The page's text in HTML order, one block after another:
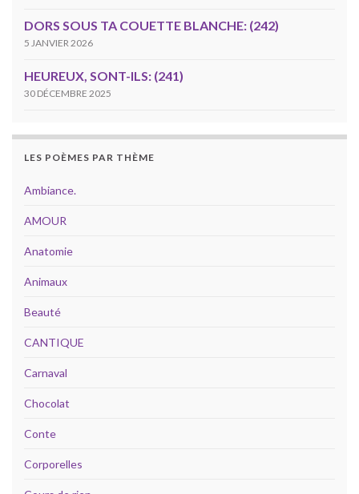
DORS SOUS TA COUETTE BLANCHE: (242)
5 JANVIER 2026
HEUREUX, SONT-ILS: (241)
30 DÉCEMBRE 2025
LES POÈMES PAR THÈME
Ambiance.
AMOUR
Anatomie
Animaux
Beauté
CANTIQUE
Carnaval
Chocolat
Conte
Corporelles